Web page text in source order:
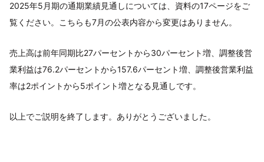
2025年5月期の通期業績見通しについては、資料の17ページをご
覧ください。こちらも7月の公表内容から変更はありません。
売上高は前年同期比27パーセントから30パーセント増、調整後営
業利益は76.2パーセントから157.6パーセント増、調整後営業利益
率は2ポイントから5ポイント増となる見通しです。
以上でご説明を終了します。ありがとうございました。